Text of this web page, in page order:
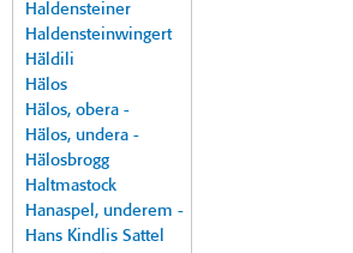
Haldensteiner
Haldensteinwingert
Häldili
Hälos
Hälos, obera -
Hälos, undera -
Hälosbrogg
Haltmastock
Hanaspel, underem -
Hans Kindlis Sattel